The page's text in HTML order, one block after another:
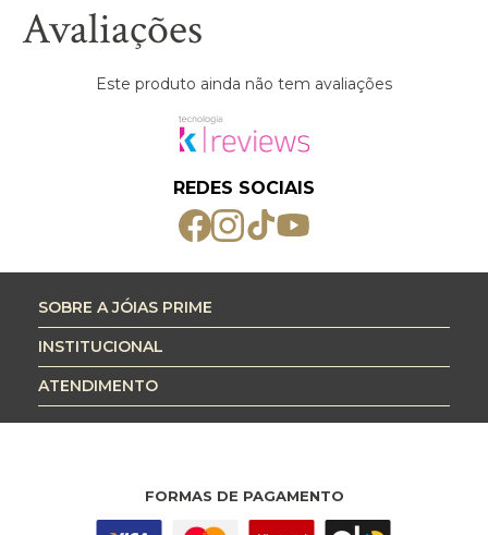
Avaliações
Este produto ainda não tem avaliações
REDES SOCIAIS
SOBRE A JÓIAS PRIME
INSTITUCIONAL
ATENDIMENTO
FORMAS DE PAGAMENTO